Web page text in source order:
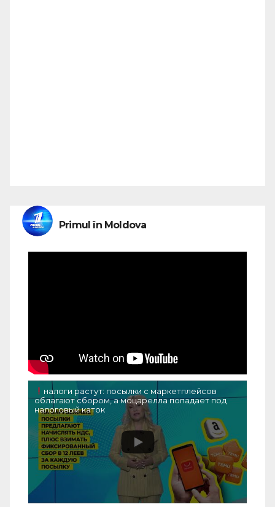
Primul în Moldova
налоги растут: посылки с маркетплейсов
облагают сбором, а моцарелла попадает под
налоговый каток